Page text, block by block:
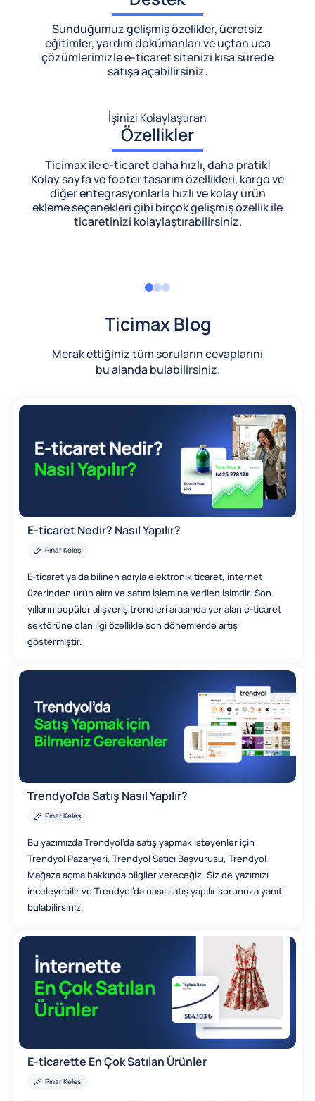
Sunduğumuz gelişmiş özelikler, ücretsiz
eğitimler, yardım dokümanları ve uçtan uca
çözümlerimizlee-ticaret sitenizi kısa sürede
satışa açabilirsiniz.
İşinizi Kolaylaştıran
Özellikler
Ticimax ile e-ticaret daha hızlı, daha pratik!
Kolay sayfa ve footer tasarım özellikleri, kargo ve
diğer entegrasyonlarla hızlı ve kolay ürün
ekleme seçenekleri gibi birçok gelişmiş özellik ile
ticaretinizi kolaylaştırabilirsiniz.
Ticimax Blog
Merak ettiğiniz tüm soruların cevaplarını
bu alanda bulabilirsiniz.
E-ticaret Nedir? Nasıl Yapılır?
Pınar Keleş
E-ticaret ya da bilinen adıyla elektronik ticaret, internet
üzerinden ürün alım ve satım işlemine verilen isimdir. Son
yılların popüler alışveriş trendleri arasında yer alan e-ticaret
sektörüne olan ilgi özellikle son dönemlerde artış
göstermiştir.
Trendyol'da Satış Nasıl Yapılır?
Pınar Keleş
Bu yazımızda Trendyol’da satış yapmak isteyenler için
Trendyol Pazaryeri, Trendyol Satıcı Başvurusu, Trendyol
Mağaza açma hakkında bilgiler vereceğiz. Siz de yazımızı
inceleyebilir ve Trendyol’da nasıl satış yapılır sorunuza yanıt
bulabilirsiniz.
E-ticarette En Çok Satılan Ürünler
Pınar Keleş